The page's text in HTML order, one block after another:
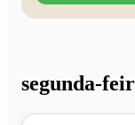
segunda-